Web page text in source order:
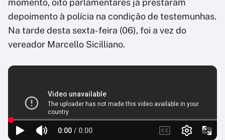
momento, oito parlamentares já prestaram
depoimento à polícia na condição de testemunhas.
Na tarde desta sexta-feira (06), foi a vez do
vereador Marcello Sicilliano.